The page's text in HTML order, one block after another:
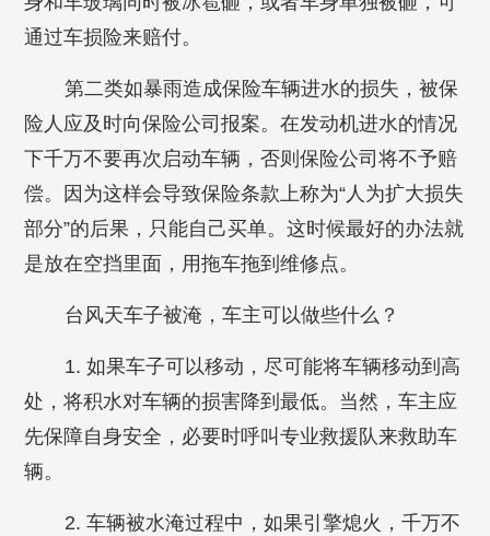
通过车损险来赔付。
第二类如暴雨造成保险车辆进水的损失，被保
险人应及时向保险公司报案。在发动机进水的情况
下千万不要再次启动车辆，否则保险公司将不予赔
偿。因为这样会导致保险条款上称为“人为扩大损失
部分”的后果，只能自己买单。这时候最好的办法就
是放在空挡里面，用拖车拖到维修点。
台风天车子被淹，车主可以做些什么？
1. 如果车子可以移动，尽可能将车辆移动到高
处，将积水对车辆的损害降到最低。当然，车主应
先保障自身安全，必要时呼叫专业救援队来救助车
辆。
2. 车辆被水淹过程中，如果引擎熄火，千万不